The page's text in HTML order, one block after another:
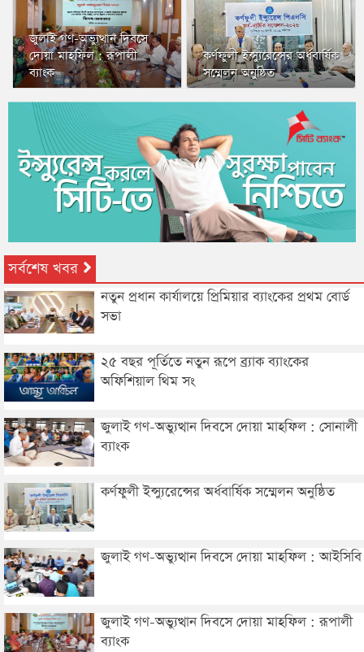
জুলাই গণ-অভ্যুত্থান দিবসে
দোয়া মাহফিল : রূপালী
ব্যাংক
কর্ণফুলী ইন্স্যুরেন্সের অর্ধবার্ষিক
সম্মেলন অনুষ্ঠিত
সর্বশেষ খবর
নতুন প্রধান কার্যালয়ে প্রিমিয়ার ব্যাংকের প্রথম বোর্ড
সভা
২৫ বছর পূর্তিতে নতুন রূপে ব্র্যাক ব্যাংকের
অফিশিয়াল থিম সং
জুলাই গণ-অভ্যুত্থান দিবসে দোয়া মাহফিল : সোনালী
ব্যাংক
কর্ণফুলী ইন্স্যুরেন্সের অর্ধবার্ষিক সম্মেলন অনুষ্ঠিত
জুলাই গণ-অভ্যুত্থান দিবসে দোয়া মাহফিল : আইসিবি
জুলাই গণ-অভ্যুত্থান দিবসে দোয়া মাহফিল : রূপালী
ব্যাংক